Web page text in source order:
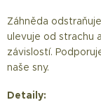
Záhněda
ulevuje od strachu
závislostí.
naše sny.
Detaily: